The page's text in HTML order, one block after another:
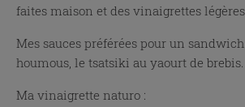
faites maison et des vinaigrettes
Mes sauces préférées pour un
houmous, le tsatsiki au yaourt de brebis.
Ma vinaigrette naturo :